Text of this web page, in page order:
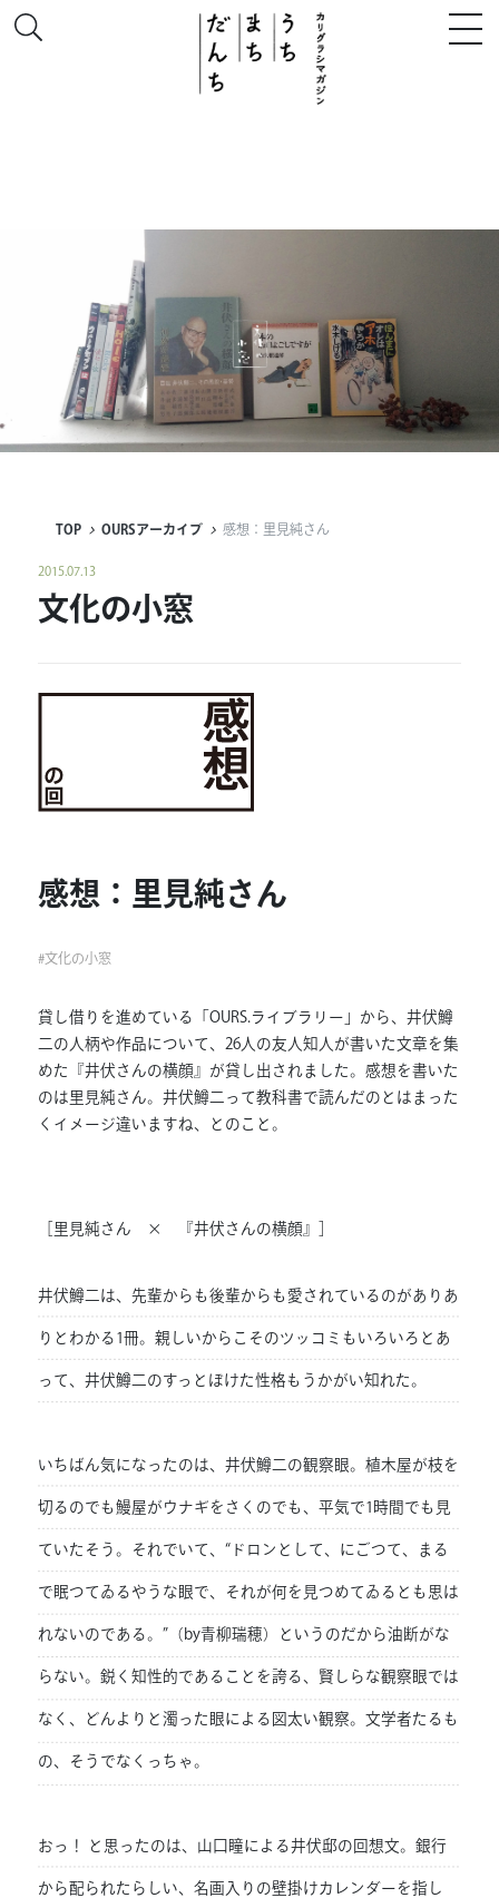
# うち
# まち
# だんち
ちず
連載
TOP OURSアーカイブ 感想：里見純さん
2015.07.13
文化の小窓
感想：里見純さん
#文化の小窓
貸し借りを進めている「OURS.ライブラリー」から、井伏鱒
二の人柄や作品について、26人の友人知人が書いた文章を集
めた『井伏さんの横顔』が貸し出されました。感想を書いた
のは里見純さん。井伏鱒二って教科書で読んだのとはまった
くイメージ違いますね、とのこと。
［里見純さん × 『井伏さんの横顔』］
井伏鱒二は、先輩からも後輩からも愛されているのがありあ
りとわかる1冊。親しいからこそのツッコミもいろいろとあ
って、井伏鱒二のすっとぼけた性格もうかがい知れた。
いちばん気になったのは、井伏鱒二の観察眼。植木屋が枝を
切るのでも鰻屋がウナギをさくのでも、平気で1時間でも見
ていたそう。それでいて、“ドロンとして、にごつて、まる
で眠つてゐるやうな眼で、それが何を見つめてゐるとも思は
れないのである。”（by青柳瑞穂）というのだから油断がな
らない。鋭く知性的であることを誇る、賢しらな観察眼では
なく、どんよりと濁った眼による図太い観察。文学者たるも
の、そうでなくっちゃ。
おっ！ と思ったのは、山口瞳による井伏邸の回想文。銀行
から配られたらしい、名画入りの壁掛けカレンダーを指し